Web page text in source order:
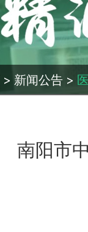
> 新闻公告 >
南阳市